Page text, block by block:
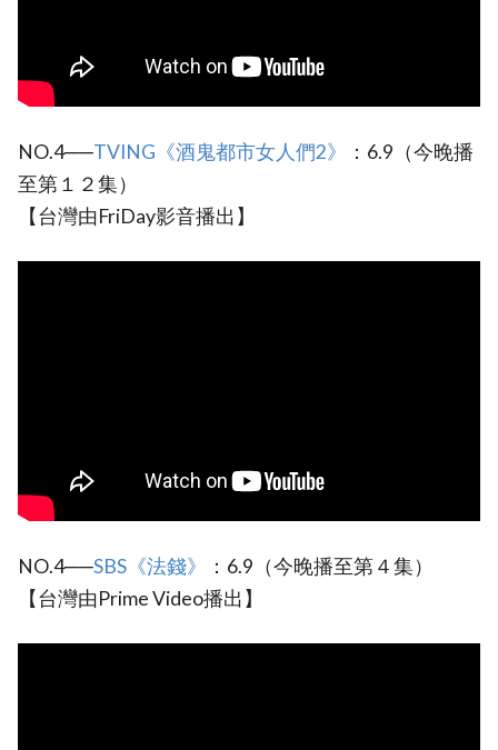
NO.4──TVING《酒鬼都市女人們2》
：6.9（今晚播
至第１２集）
【台灣由FriDay影音播出】
NO.4──SBS《法錢》
：6.9（今晚播至第４集）
【台灣由Prime Video播出】